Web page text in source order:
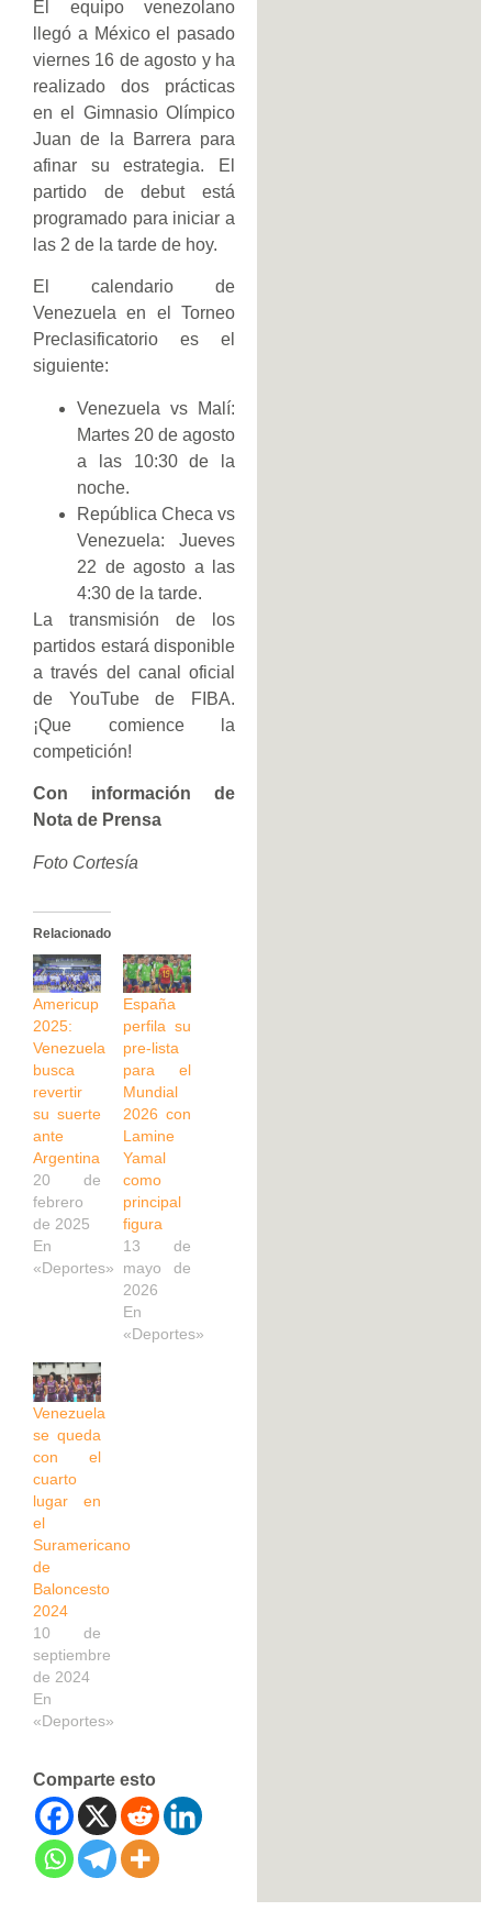
El equipo venezolano
llegó a México el pasado
viernes 16 de agosto y ha
realizado dos prácticas
en el Gimnasio Olímpico
Juan de la Barrera para
afinar su estrategia. El
partido de debut está
programado para iniciar a
las 2 de la tarde de hoy.
El calendario de
Venezuela en el Torneo
Preclasificatorio es el
siguiente:
Venezuela vs Malí:
Martes 20 de agosto
a las 10:30 de la
noche.
República Checa vs
Venezuela: Jueves
22 de agosto a las
4:30 de la tarde.
La transmisión de los
partidos estará disponible
a través del canal oficial
de YouTube de FIBA.
¡Que comience la
competición!
Con información de
Nota de Prensa
Foto Cortesía
Relacionado
Americup
2025:
Venezuela
busca
revertir
su suerte
ante
Argentina
20 de
febrero
de 2025
En
«Deportes»
España
perfila su
pre-lista
para el
Mundial
2026 con
Lamine
Yamal
como
principal
figura
13 de
mayo de
2026
En
«Deportes»
Venezuela
se queda
con el
cuarto
lugar en
el
Suramericano
de
Baloncesto
2024
10 de
septiembre
de 2024
En
«Deportes»
Comparte esto